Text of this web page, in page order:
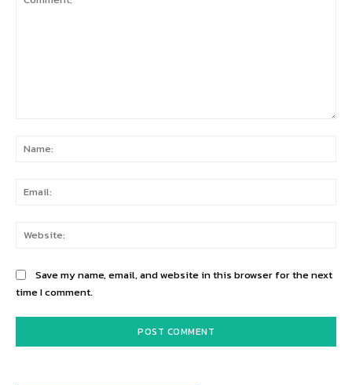
Save my name, email, and website in this browser for the next
time I comment.